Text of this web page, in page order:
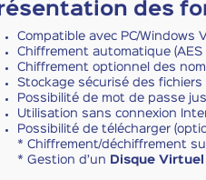
des
Compatible avec PC/Windows
Chiffrement automatique
Chiffrement optionnel des
Stockage sécurisé des
Possibilité de mot de passe
Utilisation sans connexion
Possibilité de télécharger
* Chiffrement/déchiffrement
* Gestion d’un
Disque Virtuel